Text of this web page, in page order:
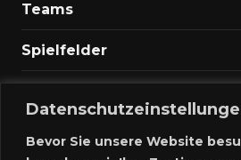
Bevor Sie unsere Website
Teams
Spielfelder
Kontakt